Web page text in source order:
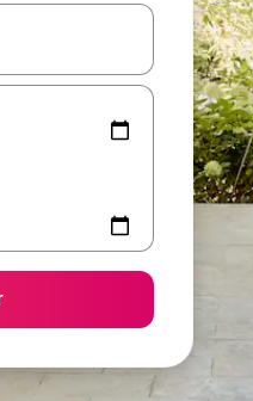
les flèches vers le haut